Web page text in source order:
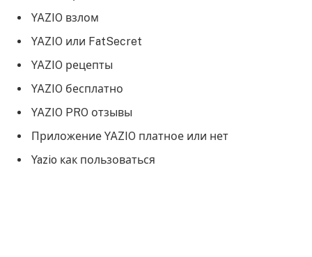
YAZIO взлом
YAZIO или FatSecret
YAZIO рецепты
YAZIO бесплатно
YAZIO PRO отзывы
Приложение YAZIO платное или нет
Yazio как пользоваться